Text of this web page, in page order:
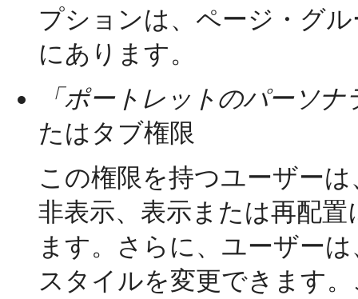
プションは、ページ・グ
にあります。
「ポートレットのパーソ
たはタブ権限
この権限を持つユーザー
非表示、表示または再配
ます。さらに、ユーザー
スタイルを変更できます